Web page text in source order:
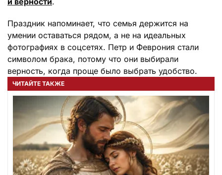
Праздник напоминает, что семья держится на
умении оставаться рядом, а не на идеальных
фотографиях в соцсетях. Петр и Феврония стали
символом брака, потому что они выбирали
верность, когда проще было выбрать удобство.
ЧИТАЙТЕ ТАКЖЕ